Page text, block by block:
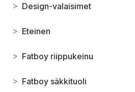
> Design-valaisimet
> Eteinen
> Fatboy riippukeinu
> Fatboy säkkituoli